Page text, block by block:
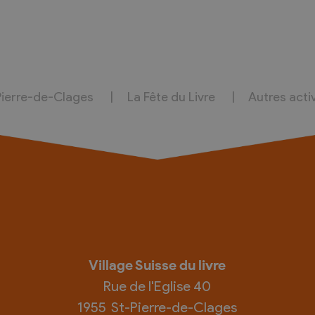
de-Clages La Fête du Livre Autres
Village Suisse du livre
Rue de l'Eglise 40
1955 St-Pierre-de-Clages